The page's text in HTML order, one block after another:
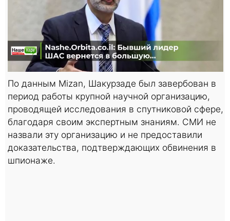
По данным Mizan, Шакурзаде был завербован в
период работы крупной научной организацию,
проводящей исследования в спутниковой сфере,
благодаря своим экспертным знаниям. СМИ не
назвали эту организацию и не предоставили
доказательства, подтверждающих обвинения в
шпионаже.